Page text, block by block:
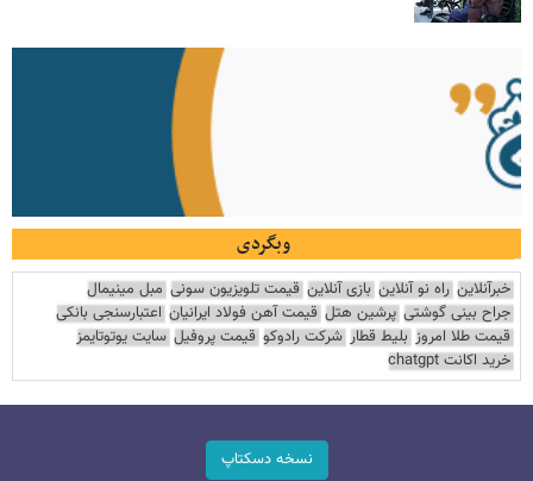
وبگردی
خبرآنلاین راه نو آنلاین بازی آنلاین قیمت تلویزیون سونی مبل مینیمال
جراح بینی گوشتی پرشین هتل قیمت آهن فولاد ایرانیان اعتبارسنجی بانکی
قیمت طلا امروز بلیط قطار شرکت رادوکو قیمت پروفیل سایت یوتوتایمز
خرید اکانت chatgpt
نسخه دسکتاپ